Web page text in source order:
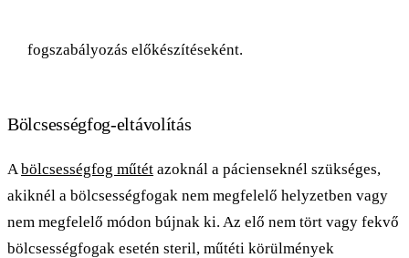
fogszabályozás előkészítéseként.
Bölcsességfog-eltávolítás
A bölcsességfog műtét azoknál a pácienseknél szükséges,
akiknél a bölcsességfogak nem megfelelő helyzetben vagy
nem megfelelő módon bújnak ki. Az elő nem tört vagy fekvő
bölcsességfogak esetén steril, műtéti körülmények